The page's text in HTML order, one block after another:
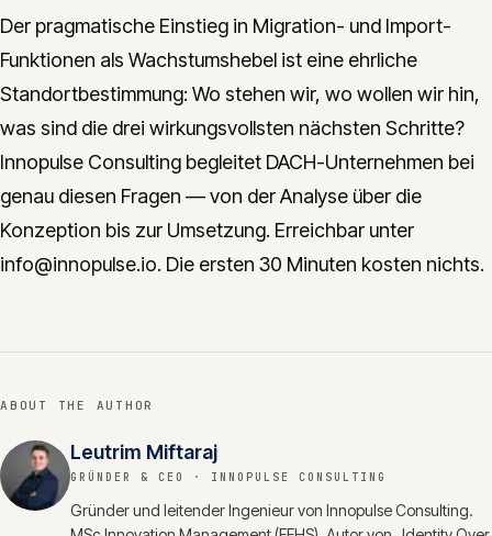
Der pragmatische Einstieg in Migration- und Import-
Funktionen als Wachstumshebel ist eine ehrliche
Standortbestimmung: Wo stehen wir, wo wollen wir hin,
was sind die drei wirkungsvollsten nächsten Schritte?
Innopulse Consulting begleitet DACH-Unternehmen bei
genau diesen Fragen — von der Analyse über die
Konzeption bis zur Umsetzung. Erreichbar unter
info@innopulse.io. Die ersten 30 Minuten kosten nichts.
ABOUT THE AUTHOR
Leutrim Miftaraj
GRÜNDER & CEO · INNOPULSE CONSULTING
Gründer und leitender Ingenieur von Innopulse Consulting.